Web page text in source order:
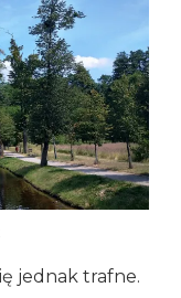
jednak trafne.